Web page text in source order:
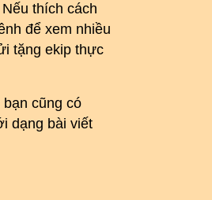
thích cách
để xem nhiều
tặng ekip thực
cũng có
dạng bài viết